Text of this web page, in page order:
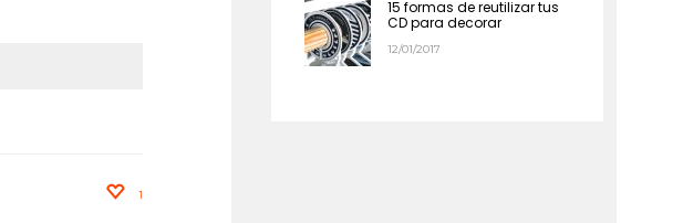
1
15 formas de reutilizar tus
CD para decorar
12/01/2017